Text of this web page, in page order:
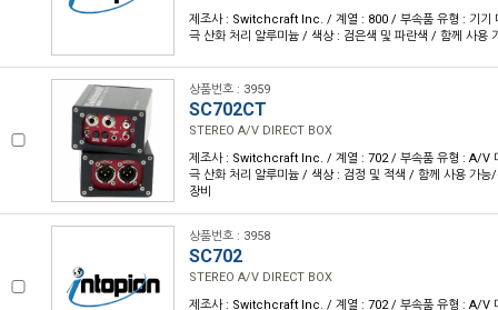
제조사 : Switchcraft Inc. / 계열 : 800 / 부속품 유형 : 기기
극 산화 처리 알루미늄 / 색상 : 검은색 및 파란색 / 함께 사용
상품번호 : 3959
SC702CT
STEREO A/V DIRECT BOX
제조사 : Switchcraft Inc. / 계열 : 702 / 부속품 유형 : A/V
극 산화 처리 알루미늄 / 색상 : 검정 및 적색 / 함께 사용 가능
장비
상품번호 : 3958
SC702
STEREO A/V DIRECT BOX
제조사 : Switchcraft Inc. / 계열 : 702 / 부속품 유형 : A/V